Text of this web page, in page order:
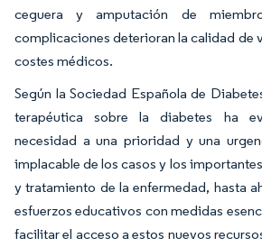
ceguera y amputación de
complicaciones deterioran la calidad de
costes médicos.
Según la Sociedad Española de
terapéutica sobre la diabetes ha
necesidad a una prioridad y una
implacable de los casos y los
y tratamiento de la enfermedad, hasta
esfuerzos educativos con medidas
facilitar el acceso a estos nuevos